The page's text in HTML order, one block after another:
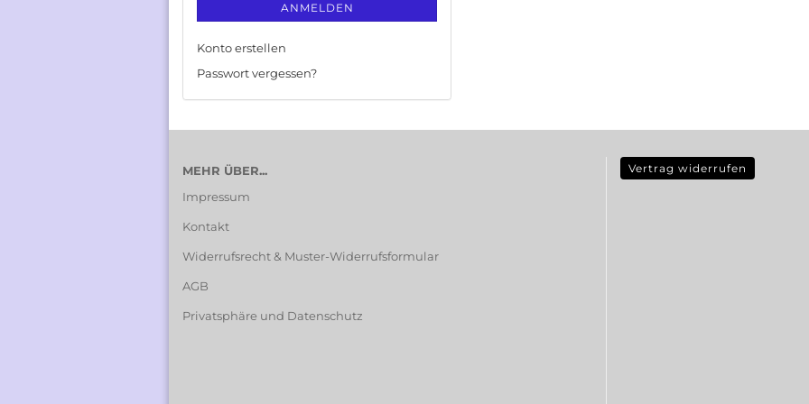
ANMELDEN
Konto erstellen
Passwort vergessen?
MEHR ÜBER...
Impressum
Kontakt
Widerrufsrecht & Muster-Widerrufsformular
AGB
Privatsphäre und Datenschutz
Vertrag widerrufen